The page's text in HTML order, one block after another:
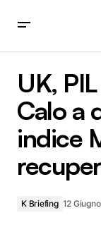
Michigan in
UK,
Calo a
indice
K Briefing 12